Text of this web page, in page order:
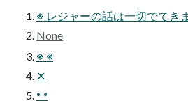
※ レジャーの話は一切でてき
None
※ ※
✕
• •